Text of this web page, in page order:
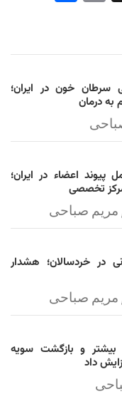
سرطان خون در ایران؛
به درمان
۳۰ هزار عمل پیوند اعضاء در ایران؛
مریم صباحی
در خردسالان؛ هشدار
مریم صباحی
بیشتر و بازگشت سویه